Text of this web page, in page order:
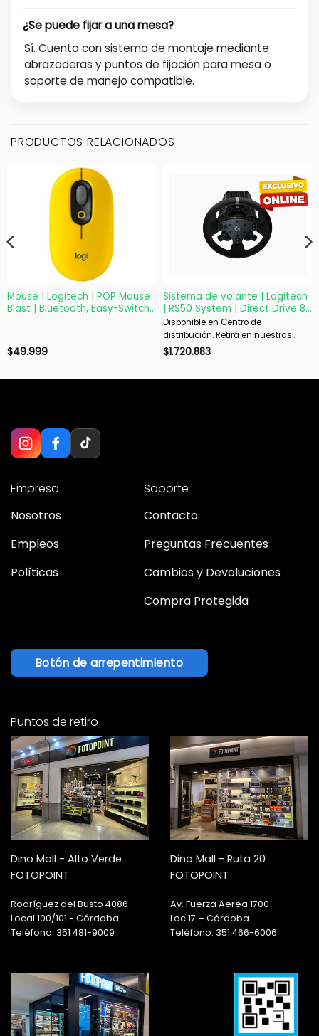
¿Se puede fijar a una mesa?
Sí. Cuenta con sistema de montaje mediante
abrazaderas y puntos de fijación para mesa o
soporte de manejo compatible.
PRODUCTOS RELACIONADOS
Mouse | Logitech | POP Mouse
Blast | Bluetooth, Easy-Switch
$49.999
Sistema de volante | Logitech
| RS50 System | Direct Drive 8
Nm para PS5/PS4/PC
Disponible en Centro de
distribución. Retirá en nuestras
sucursales en 48 hs hábiles. Si es
$1.720.883
Empresa
Nosotros
Empleos
Políticas
Soporte
Contacto
Preguntas Frecuentes
Cambios y Devoluciones
Compra Protegida
Botón de arrepentimiento
Puntos de retiro
Dino Mall - Alto Verde
FOTOPOINT
Rodríguez del Busto 4086
Local 100/101 - Córdoba
Teléfono: 351 481-9009
Dino Mall - Ruta 20
FOTOPOINT
Av. Fuerza Aerea 1700
Loc 17 – Córdoba.
Teléfono: 351 466-6006